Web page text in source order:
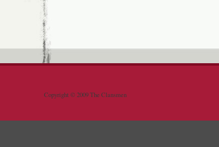
Copyright © 2009 The Clansmen